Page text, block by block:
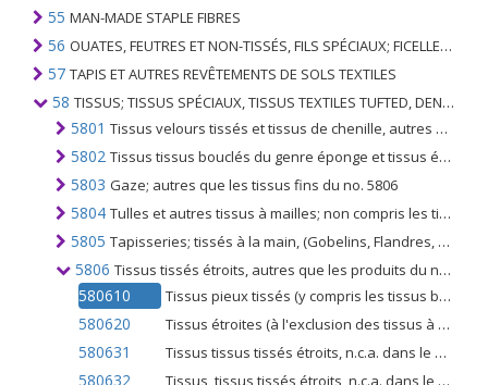
55 MAN-MADE STAPLE FIBRES
56 OUATES, FEUTRES ET NON-TISSÉS, FILS SPÉCIAUX; FICELLES, CORDES, CORDES, CÂBLES ET ARTICLES ASSOCIÉS
57 TAPIS ET AUTRES REVÊTEMENTS DE SOLS TEXTILES
58 TISSUS; TISSUS SPÉCIAUX, TISSUS TEXTILES TUFTED, DENTELLE, TAPISSERIES, GARNITURES, BRODERIES
5801 Tissus velours tissés et tissus de chenille, autres que les tissus du no. 5802 ou 5806
5802 Tissus tissus bouclés du genre éponge et tissus éponge simil., à l'exclusion des tissus 5806; tissus textiles touffetés, à l'exclusion des produits du no. 5703
5803 Gaze; autres que les tissus fins du no. 5806
5804 Tulles et autres tissus à mailles; non compris les tissus tissés, tricotés ou crochetés; dentelles dans la pièce, en bandes ou en motifs (autres que les tissus des nos 60.02 à 60.06)
5805 Tapisseries; tissés à la main, (Gobelins, Flandres, Aubusson, Beauvais et similaires) et tapisseries à l'aiguille (au petit point, au point de croix, par exemple), même confectionnés
5806 Tissus tissés étroits, autres que les produits du no. 5807; Tissus étroits constitués de fils de chaîne sans trame assemblés au moyen d'un adhésif (bolducs)
580610 Tissus pieux tissés (y compris les tissus bouclés du genre éponge) et les tissus de chenille (à l'exclusion des produits du n ° 5807)
580620 Tissus étroites (à l'exclusion des tissus à poils), contenant en poids 5% ou plus de fils d'élastomères ou de fils de caoutchouc
580631 Tissus tissus tissés étroits, n.c.a. dans le n ° 5806, de coton (à l'exclusion des produits du n ° 5807)
580632 Tissus, tissus tissés étroits, n.c.a. dans le n ° 5806, de fibres synthétiques ou artificielles (à l'exclusion des produits du n ° 5807)